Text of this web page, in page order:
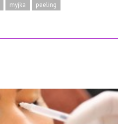
myjka
peeling